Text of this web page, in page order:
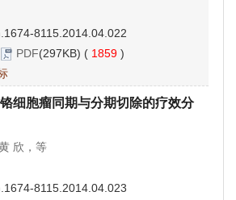
8115.2014.04.022
PDF(297KB) ( 1859 )
细胞瘤同期与分期切除的疗效分
欣，等
8115.2014.04.023